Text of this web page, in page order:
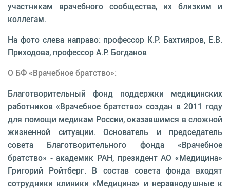
участникам врачебного сообщества, их близким и
коллегам.
На фото слева направо: профессор К.Р. Бахтияров, Е.В.
Приходова, профессор А.Р. Богданов
О БФ «Врачебное братство»:
Благотворительный фонд поддержки медицинских
работников «Врачебное братство» создан в 2011 году
для помощи медикам России, оказавшимся в сложной
жизненной ситуации. Основатель и председатель
совета Благотворительного фонда «Врачебное
братство» - академик РАН, президент АО «Медицина»
Григорий Ройтберг. В состав совета фонда входят
сотрудники клиники «Медицина» и неравнодушные к